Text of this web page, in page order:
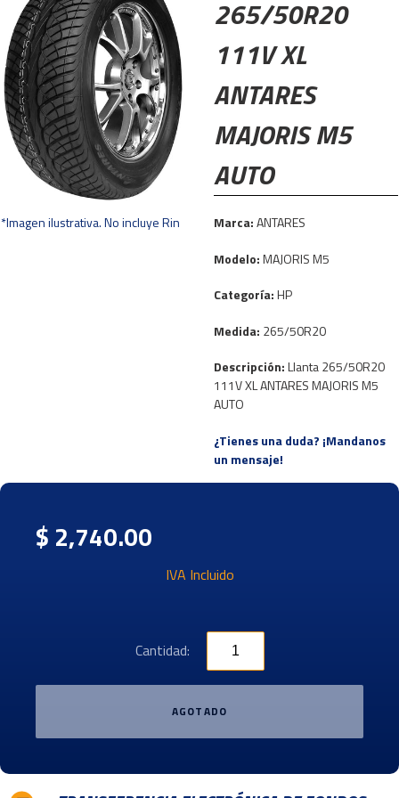
*Imagen ilustrativa. No incluye Rin
265/50R20
111V XL
ANTARES
MAJORIS M5
AUTO
Marca:ANTARES
Modelo:MAJORIS M5
Categoría:HP
Medida: 265/50R20
Descripción:Llanta 265/50R20
111V XL ANTARES MAJORIS M5
AUTO
¿Tienes una duda? ¡Mandanos
un mensaje!
$ 2,740.00
IVA Incluido
Cantidad:
AGOTADO